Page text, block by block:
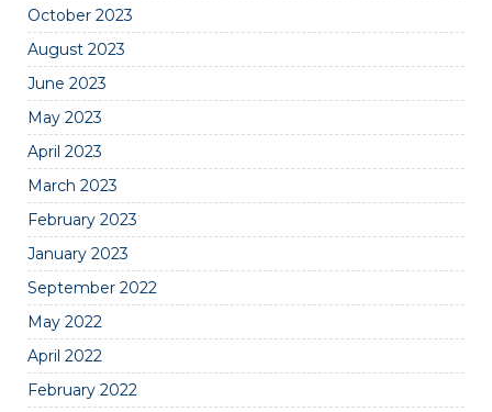
October 2023
August 2023
June 2023
May 2023
April 2023
March 2023
February 2023
January 2023
September 2022
May 2022
April 2022
February 2022